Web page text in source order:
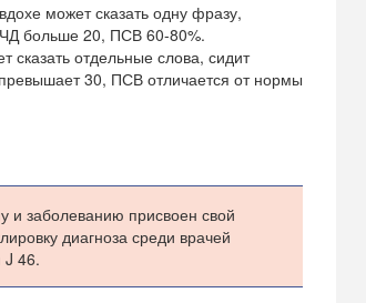
может сказать одну фразу,
больше 20, ПСВ 60-80%.
сказать отдельные слова, сидит
30, ПСВ отличается от нормы
и заболеванию присвоен свой
диагноза среди врачей
J 46.